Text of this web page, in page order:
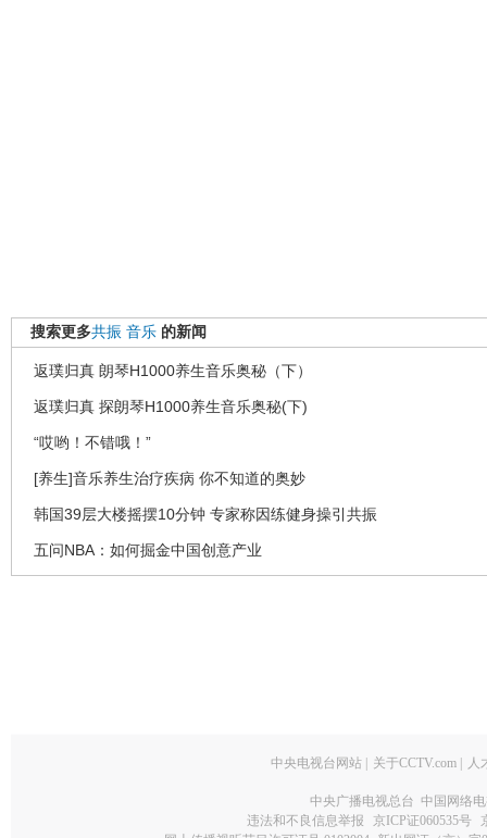
搜索更多共振 音乐 的新闻
返璞归真 朗琴H1000养生音乐奥秘（下）
返璞归真 探朗琴H1000养生音乐奥秘(下)
“哎哟！不错哦！”
[养生]音乐养生治疗疾病 你不知道的奥妙
韩国39层大楼摇摆10分钟 专家称因练健身操引共振
五问NBA：如何掘金中国创意产业
中央电视台网站 | 关于CCTV.com | 人
中央广播电视总台 中国网络
违法和不良信息举报
京ICP证060535号